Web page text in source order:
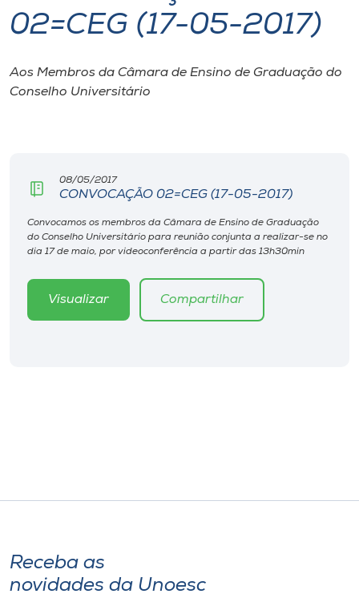
I.nova
Diplomados
CPA
Biblioteca
Rádio
A+
02=CEG (17-05-2017)
Aos Membros da Câmara de Ensino de Graduação do
Conselho Universitário
08/05/2017
CONVOCAÇÃO 02=CEG (17-05-2017)
Convocamos os membros da Câmara de Ensino de Graduação
do Conselho Universitário para reunião conjunta a realizar-se no
dia 17 de maio, por videoconferência a partir das 13h30min
Visualizar Compartilhar
Receba as
novidades da Unoesc